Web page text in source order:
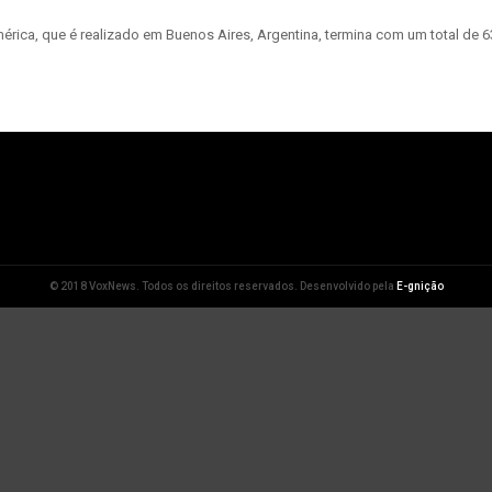
que é realizado em Buenos Aires, Argentina, termina com um total
© 2018 VoxNews. Todos os direitos reservados. Desenvolvido pela E-gnição